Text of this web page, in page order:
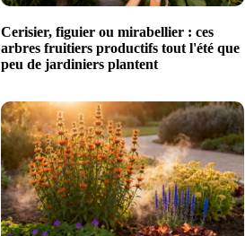
Cerisier, figuier ou mirabellier : ces
arbres fruitiers productifs tout l'été que
peu de jardiniers plantent